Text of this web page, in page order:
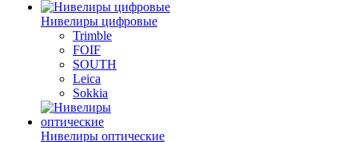
Нивелиры цифровые
Trimble
FOIF
SOUTH
Leica
Sokkia
Нивелиры оптические